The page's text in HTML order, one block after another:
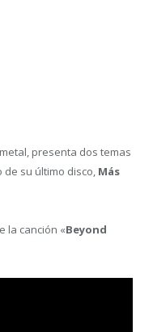
presenta dos temas
su último disco, Más
la canción «Beyond